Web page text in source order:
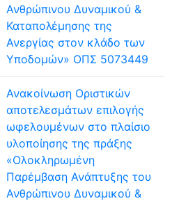
Ανθρώπινου Δυναμικού &
Καταπολέμησης της
Ανεργίας στον κλάδο των
Υποδομών» ΟΠΣ 5073449
Ανακοίνωση Οριστικών
αποτελεσμάτων επιλογής
ωφελουμένων στο πλαίσιο
υλοποίησης της πράξης
«Ολοκληρωμένη
Παρέμβαση Ανάπτυξης του
Ανθρώπινου Δυναμικού &